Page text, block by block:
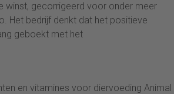
winst, gecorrigeerd voor onder meer
Het bedrijf denkt dat het positieve
geboekt met het
en vitamines voor diervoeding Animal